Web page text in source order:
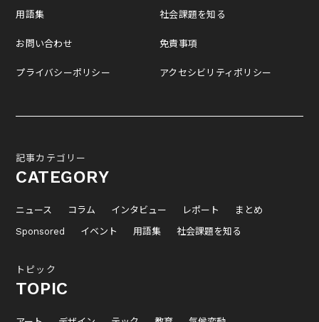
用語集
お問い合わせ
プライバシーポリシー
社会課題を知る
免責事項
アクセシビリティポリシー
記事カテゴリー
CATEGORY
ニュース コラム インタビュー レポート
まとめ
Sponsored
イベント 用語集 社会課題を知る
トピック
TOPIC